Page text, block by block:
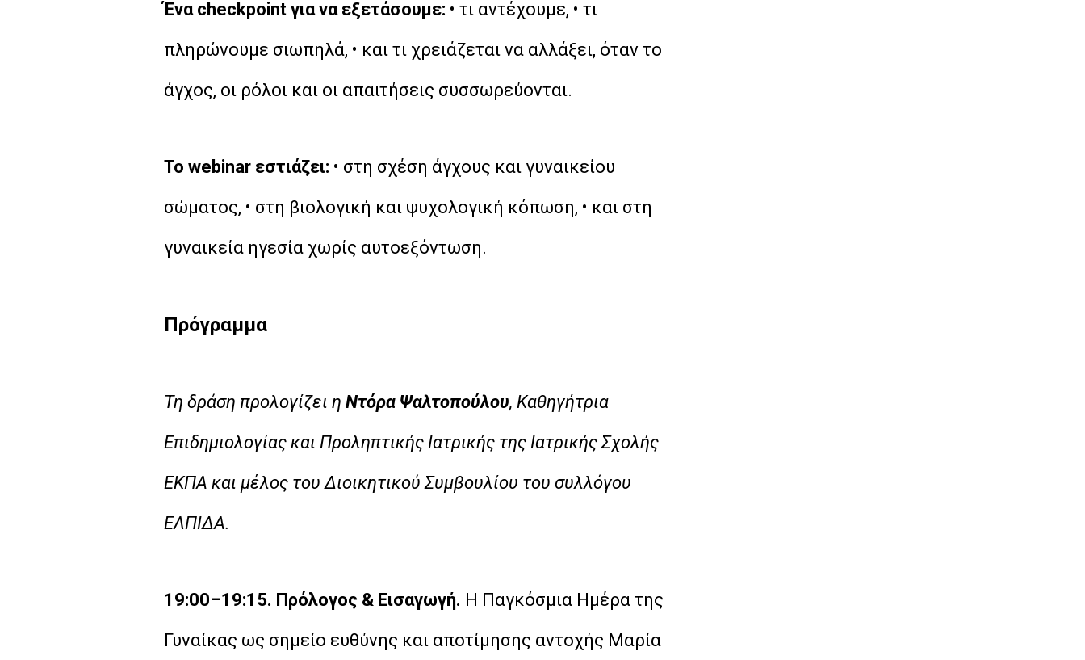
Ένα checkpoint για να εξετάσουμε: • τι αντέχουμε, • τι
πληρώνουμε σιωπηλά, • και τι χρειάζεται να αλλάξει, όταν το
άγχος, οι ρόλοι και οι απαιτήσεις συσσωρεύονται.
Το webinar εστιάζει: • στη σχέση άγχους και γυναικείου
σώματος, • στη βιολογική και ψυχολογική κόπωση, • και στη
γυναικεία ηγεσία χωρίς αυτοεξόντωση.
Πρόγραμμα
Τη δράση προλογίζει η Ντόρα Ψαλτοπούλου, Καθηγήτρια
Επιδημιολογίας και Προληπτικής Ιατρικής της Ιατρικής Σχολής
ΕΚΠΑ και μέλος του Διοικητικού Συμβουλίου του συλλόγου
ΕΛΠΙΔΑ.
19:00–19:15. Πρόλογος & Εισαγωγή. Η Παγκόσμια Ημέρα της
Γυναίκας ως σημείο ευθύνης και αποτίμησης αντοχής Μαρία